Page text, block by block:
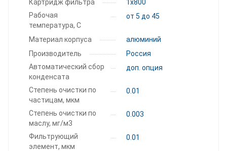
Картридж фильтра
1x800
Рабочая
температура, С
от 5 до 45
Материал корпуса
алюминий
Производитель
Россия
Автоматический сбор
конденсата
доп. опция
Степень очистки по
частицам, мкм
0.01
Степень очистки по
маслу, мг/м3
0.003
Фильтрующий
элемент, мкм
0.01